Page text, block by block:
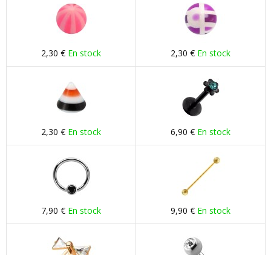
2,30 € En stock 2,30 € En stock
2,30 € En stock 6,90 € En stock
7,90 € En stock 9,90 € En stock